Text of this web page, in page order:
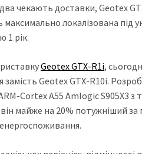
два чекають доставки, Geotex
локалізована під
1 рік.
Geotex GTX-R1i,
замість Geotex GTX-R10i.
Cortex A55 Amlogic S905X3 з
майже на 20% потужніший